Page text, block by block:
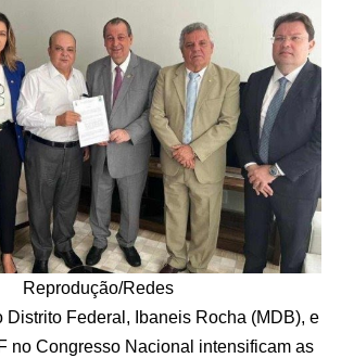
Reprodução/Redes
Distrito Federal, Ibaneis Rocha (MDB), e
no Congresso Nacional intensificam as